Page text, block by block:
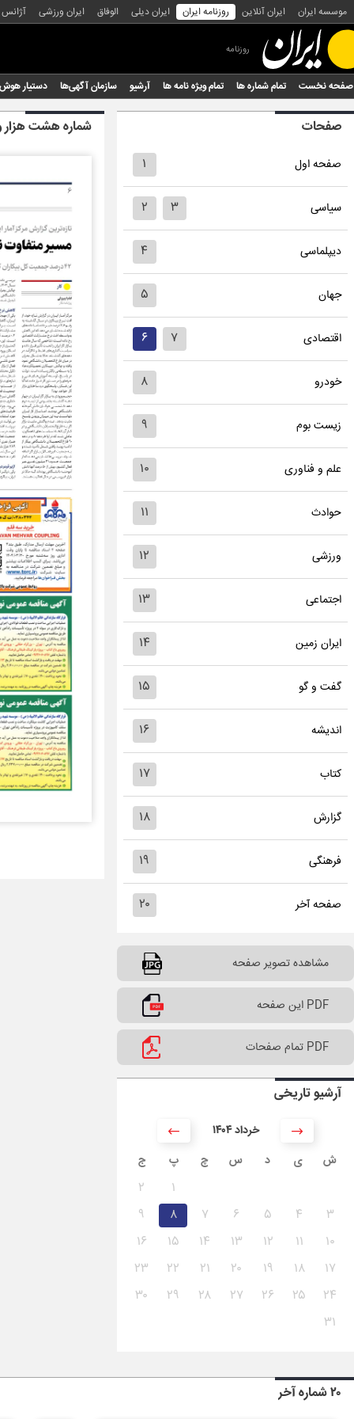
موسسه ایران ایران آنلاین روزنامه ایران ایران دیلی الوفاق ایران ورزشی
روزنامه
صفحه نخست تمام شماره ها تمام ویژه نامه ها آرشیو سازمان آگهی‌ها دستیار
صفحات
صفحه اول ۱
سیاسی ۲ ۳
دیپلماسی ۴
جهان ۵
اقتصادی ۶ ۷
خودرو ۸
زیست بوم ۹
علم و فناوری ۱۰
حوادث ۱۱
ورزشی ۱۲
اجتماعی ۱۳
ایران زمین ۱۴
گفت و گو ۱۵
اندیشه ۱۶
کتاب ۱۷
گزارش ۱۸
فرهنگی ۱۹
صفحه آخر ۲۰
مشاهده تصویر صفحه
PDF این صفحه
PDF تمام صفحات
آرشیو تاریخی
۱۴۰۴ خرداد
ش
ی د س چ پ ج
۱
۲
۳
۴ ۵ ۶ ۷ ۸
۹
۱۰
۱۱ ۱۲ ۱۳ ۱۴ ۱۵
۱۶
۱۷
۱۸ ۱۹ ۲۰ ۲۱ ۲۲
۲۳
۲۴
۲۵ ۲۶ ۲۷ ۲۸ ۲۹
۳۰
۳۱
شماره هشت هزار
۲۰ شماره آخر